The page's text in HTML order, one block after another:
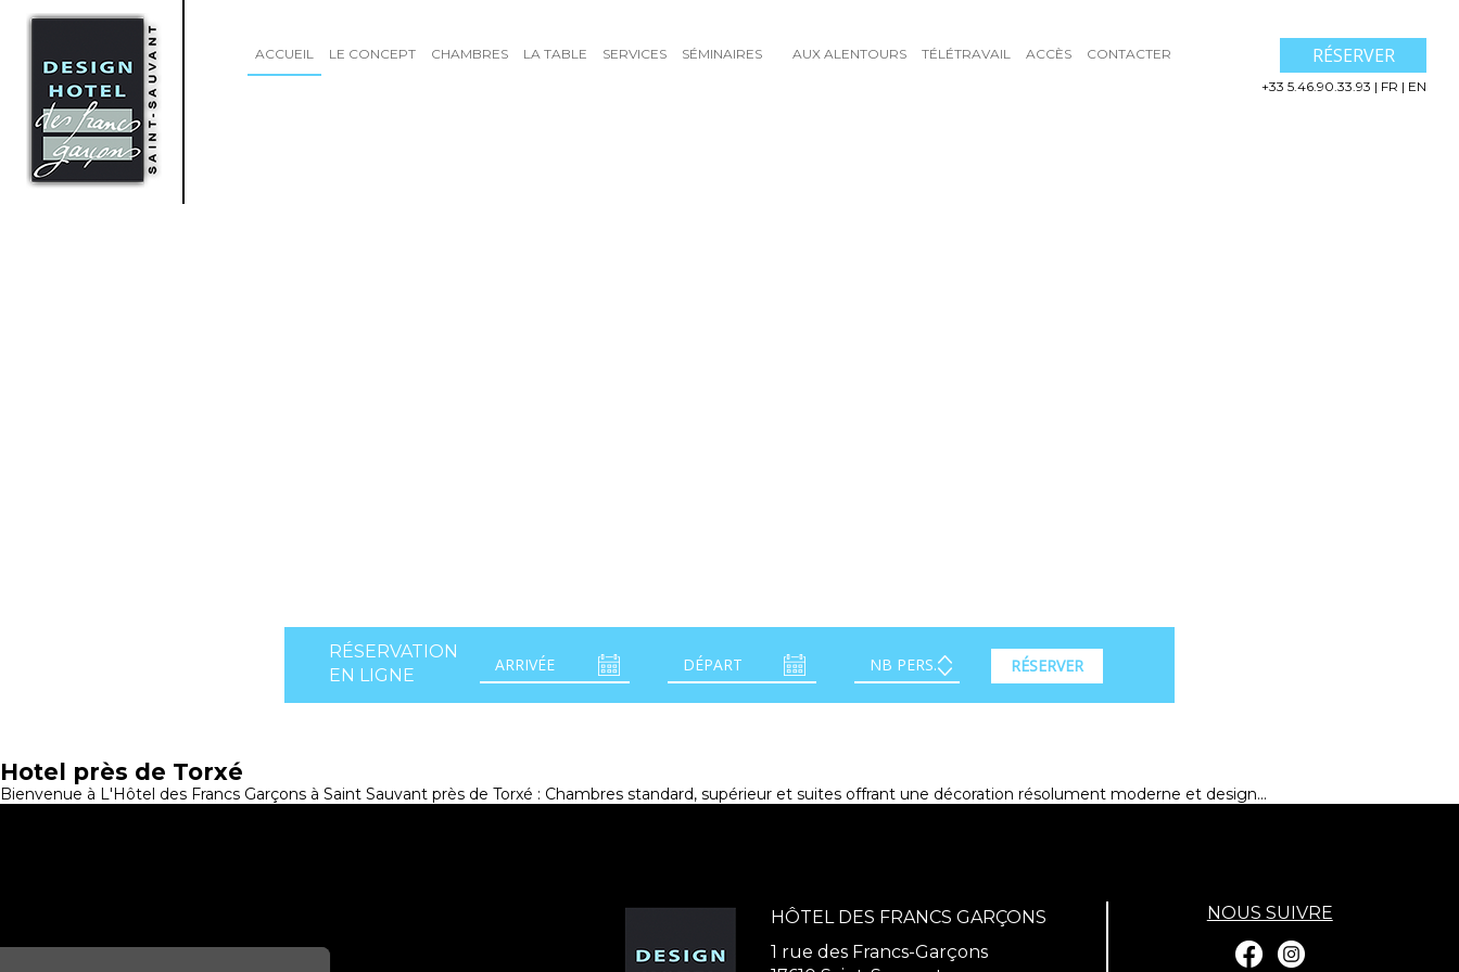
ACCUEIL LE CONCEPT CHAMBRES LA TABLE SERVICES SÉMINAIRES AUX ALENTOURS TÉLÉTRAVAIL ACCÈS CONTACTER RÉSERVER
+33 5.46.90.33.93 | FR | EN
RÉSERVATION
EN LIGNE
RÉSERVER
Hotel près de Torxé
Bienvenue à L'Hôtel des Francs Garçons à Saint Sauvant près de Torxé : Chambres standard, supérieur et suites offrant une décoration résolument moderne et design...
HÔTEL DES FRANCS GARÇONS
1 rue des Francs-Garçons
NOUS SUIVRE